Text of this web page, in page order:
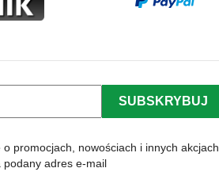
promocjach, nowościach i innych akcjach
adres e-mail